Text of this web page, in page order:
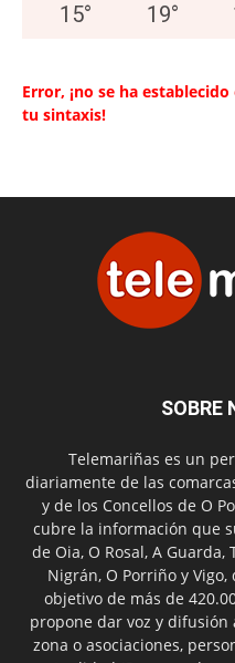
15° 19°
Error, ¡no se ha
tu sintaxis!
SOBRE
Telemariñas es un
diariamente de las
y de los Concellos de O
cubre la información que
de Oia, O Rosal, A Guarda,
Nigrán, O Porriño y
objetivo de más de
propone dar voz y difusión
zona o asociaciones,